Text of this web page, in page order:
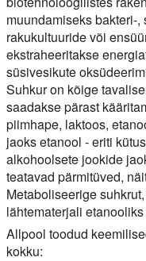
muundamiseks bakteri-
rakukultuuride või
ekstraheeritakse
süsivesikute
Suhkur on kõige
saadakse pärast
piimhape, laktoos,
jaoks etanool - eriti
alkohoolsete jookide
teatavad pärmitüved,
Metaboliseerige
lähtematerjali
Allpool toodud
kokku: